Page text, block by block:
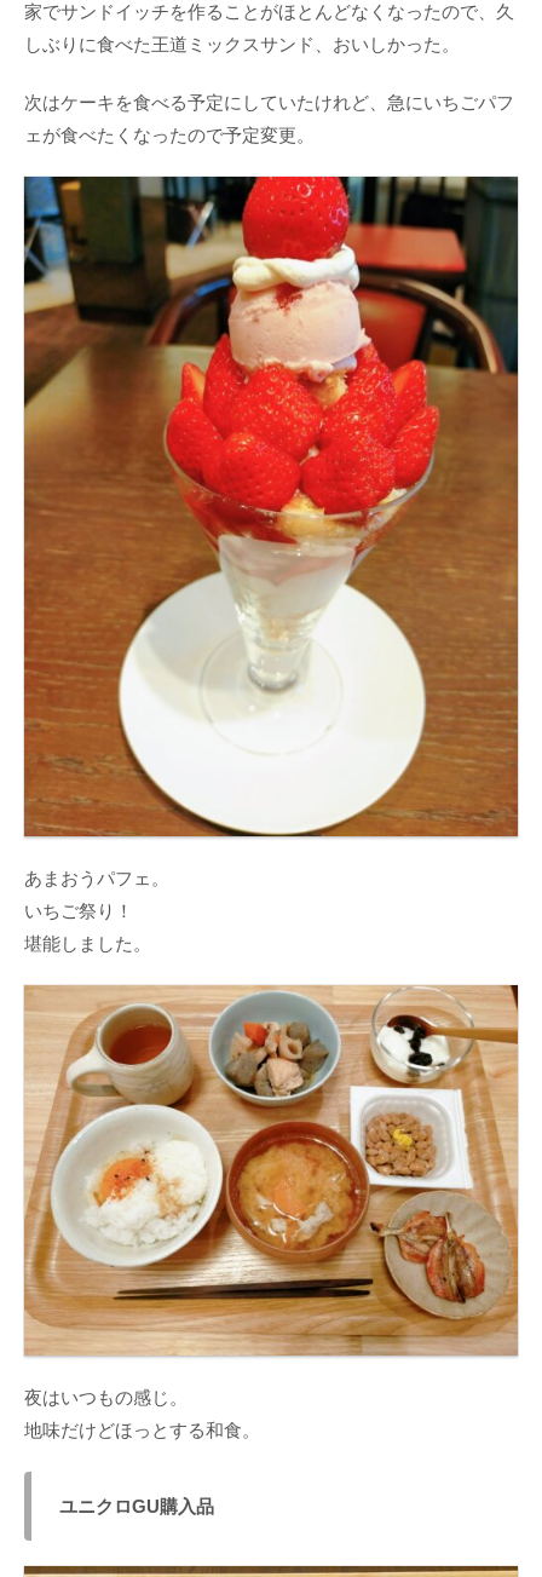
家でサンドイッチを作ることがほとんどなくなったので、久
しぶりに食べた王道ミックスサンド、おいしかった。
次はケーキを食べる予定にしていたけれど、急にいちごパフ
ェが食べたくなったので予定変更。
あまおうパフェ。
いちご祭り！
堪能しました。
夜はいつもの感じ。
地味だけどほっとする和食。
ユニクロGU購入品